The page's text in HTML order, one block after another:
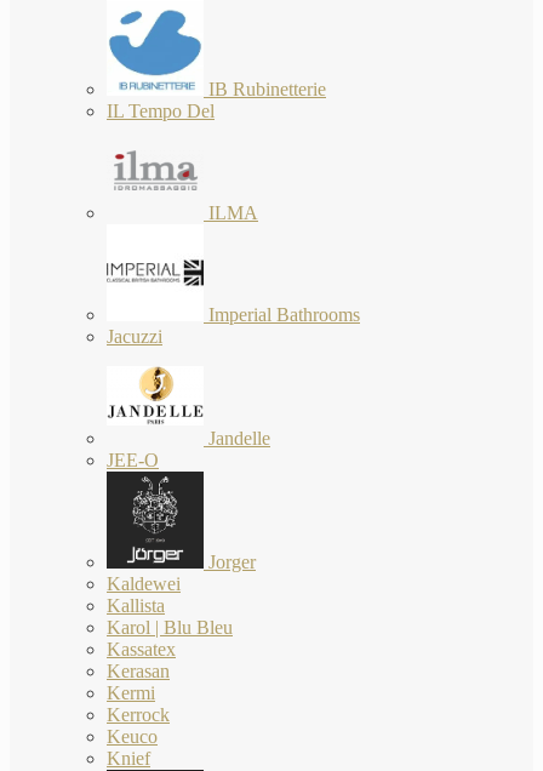
IB Rubinetterie
IL Tempo Del
ILMA
Imperial Bathrooms
Jacuzzi
Jandelle
JEE-O
Jorger
Kaldewei
Kallista
Karol | Blu Bleu
Kassatex
Kerasan
Kermi
Kerrock
Keuco
Knief